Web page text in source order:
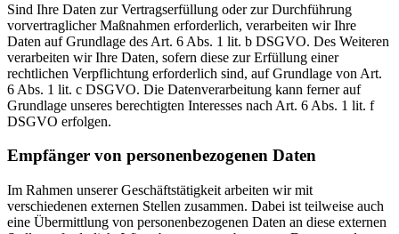
Sind Ihre Daten zur Vertragserfüllung oder zur Durchführung
vorvertraglicher Maßnahmen erforderlich, verarbeiten wir Ihre
Daten auf Grundlage des Art. 6 Abs. 1 lit. b DSGVO. Des Weiteren
verarbeiten wir Ihre Daten, sofern diese zur Erfüllung einer
rechtlichen Verpflichtung erforderlich sind, auf Grundlage von Art.
6 Abs. 1 lit. c DSGVO. Die Datenverarbeitung kann ferner auf
Grundlage unseres berechtigten Interesses nach Art. 6 Abs. 1 lit. f
DSGVO erfolgen.
Empfänger von personenbezogenen Daten
Im Rahmen unserer Geschäftstätigkeit arbeiten wir mit
verschiedenen externen Stellen zusammen. Dabei ist teilweise auch
eine Übermittlung von personenbezogenen Daten an diese externen